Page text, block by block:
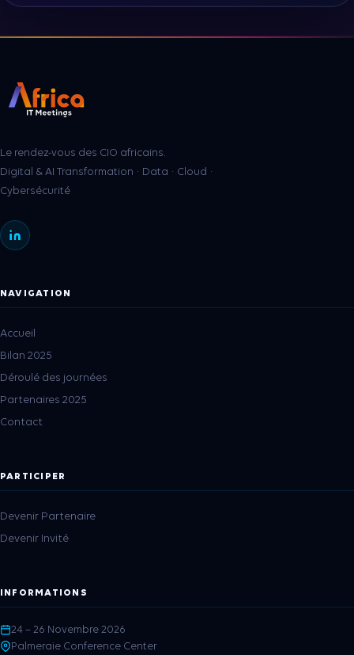
Le rendez-vous des CIO africains.
Digital & AI Transformation · Data · Cloud ·
Cybersécurité
NAVIGATION
Accueil
Bilan 2025
Déroulé des journées
Partenaires 2025
Contact
PARTICIPER
Devenir Partenaire
Devenir Invité
INFORMATIONS
24 – 26 Novembre 2026
Palmeraie Conference Center